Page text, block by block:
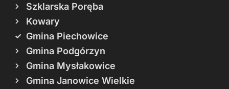
Szklarska Poręba
Kowary
Gmina Piechowice
Gmina Podgórzyn
Gmina Mysłakowice
Gmina Janowice Wielkie